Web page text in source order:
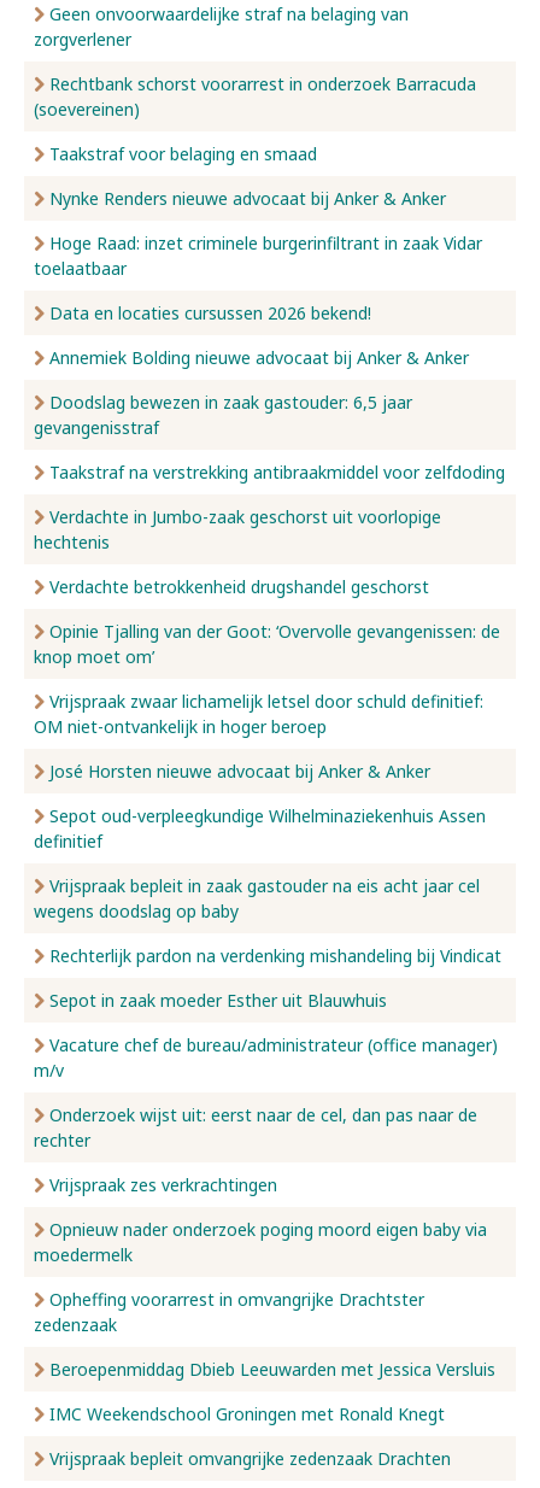
Geen onvoorwaardelijke straf na belaging van
zorgverlener
Rechtbank schorst voorarrest in onderzoek Barracuda
(soevereinen)
Taakstraf voor belaging en smaad
Nynke Renders nieuwe advocaat bij Anker & Anker
Hoge Raad: inzet criminele burgerinfiltrant in zaak Vidar
toelaatbaar
Data en locaties cursussen 2026 bekend!
Annemiek Bolding nieuwe advocaat bij Anker & Anker
Doodslag bewezen in zaak gastouder: 6,5 jaar
gevangenisstraf
Taakstraf na verstrekking antibraakmiddel voor zelfdoding
Verdachte in Jumbo-zaak geschorst uit voorlopige
hechtenis
Verdachte betrokkenheid drugshandel geschorst
Opinie Tjalling van der Goot: ‘Overvolle gevangenissen: de
knop moet om’
Vrijspraak zwaar lichamelijk letsel door schuld definitief:
OM niet-ontvankelijk in hoger beroep
José Horsten nieuwe advocaat bij Anker & Anker
Sepot oud-verpleegkundige Wilhelminaziekenhuis Assen
definitief
Vrijspraak bepleit in zaak gastouder na eis acht jaar cel
wegens doodslag op baby
Rechterlijk pardon na verdenking mishandeling bij Vindicat
Sepot in zaak moeder Esther uit Blauwhuis
Vacature chef de bureau/administrateur (office manager)
m/v
Onderzoek wijst uit: eerst naar de cel, dan pas naar de
rechter
Vrijspraak zes verkrachtingen
Opnieuw nader onderzoek poging moord eigen baby via
moedermelk
Opheffing voorarrest in omvangrijke Drachtster
zedenzaak
Beroepenmiddag Dbieb Leeuwarden met Jessica Versluis
IMC Weekendschool Groningen met Ronald Knegt
Vrijspraak bepleit omvangrijke zedenzaak Drachten